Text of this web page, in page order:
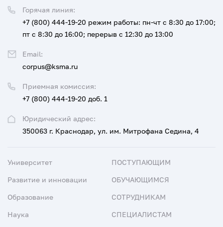
Юридический адрес:
350063 г. Краснодар, ул. им. Митрофана Седина, 4
Приемная комиссия:
+7 (800) 444-19-20 доб. 1
Горячая линия:
+7 (800) 444-19-20 режим работы: пн-чт с 8:30 до 17:00;
пт с 8:30 до 16:00; перерыв с 12:30 до 13:00
Email:
corpus@ksma.ru
Университет
Развитие и инновации
Образование
Наука
ПОСТУПАЮЩИМ
ОБУЧАЮЩИМСЯ
СОТРУДНИКАМ
СПЕЦИАЛИСТАМ